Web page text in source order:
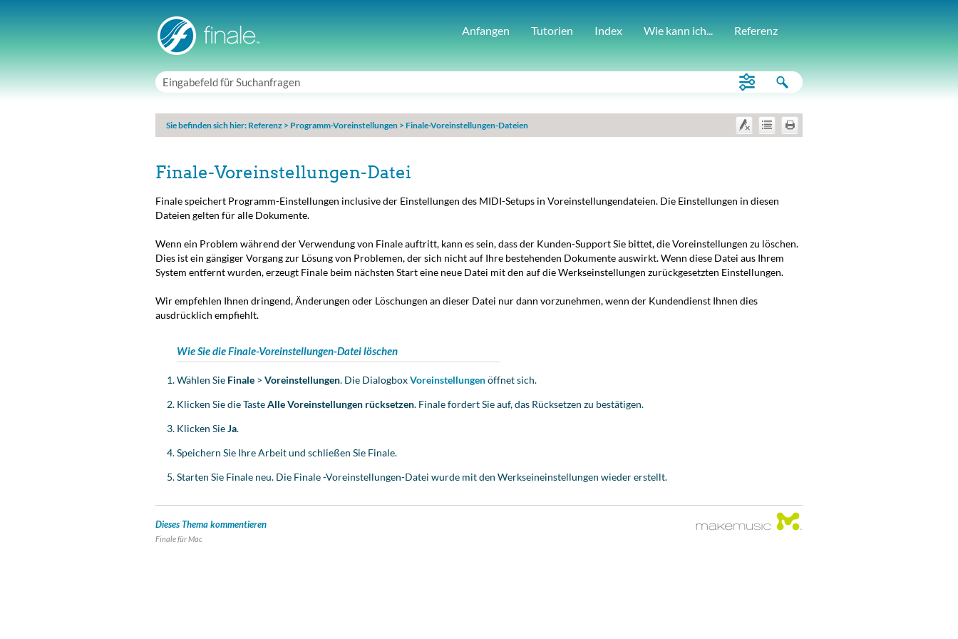
Anfangen Tutorien Index Wie kann ich... Referenz
Sie befinden sich hier: Referenz > Programm-Voreinstellungen >Finale-Voreinstellungen-Dateien
Finale-Voreinstellungen-Datei
Finale speichert Programm-Einstellungen inclusive der Einstellungen des MIDI-Setups in Voreinstellungendateien. Die Einstellungen in diesen
Dateien gelten für alle Dokumente.
Wenn ein Problem während der Verwendung von Finale auftritt, kann es sein, dass der Kunden-Support Sie bittet, die Voreinstellungen zu löschen.
Dies ist ein gängiger Vorgang zur Lösung von Problemen, der sich nicht auf Ihre bestehenden Dokumente auswirkt. Wenn diese Datei aus Ihrem
System entfernt wurden, erzeugt Finale beim nächsten Starteine neue Datei mit den auf die Werkseinstellungen zurückgesetzten Einstellungen.
Wir empfehlen Ihnen dringend, Änderungen oder Löschungen an dieser Datei nur dann vorzunehmen, wenn der Kundendienst Ihnen dies
ausdrücklich empfiehlt.
Wie Sie die Finale-Voreinstellungen-Datei löschen
Wählen Sie Finale >Voreinstellungen. Die DialogboxVoreinstellungenöffnet sich.
Klicken Sie die TasteAlle Voreinstellungen rücksetzen. Finale fordert Sie auf, das Rücksetzen zu bestätigen.
Klicken SieJa.
Speichern Sie Ihre Arbeit und schließen Sie Finale.
Starten Sie Finale neu. Die Finale -Voreinstellungen-Datei wurde mit den Werkseineinstellungen wieder erstellt.
Dieses Thema kommentieren
Finale fürMac